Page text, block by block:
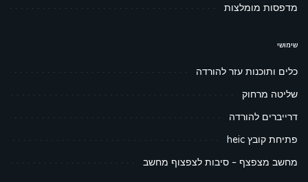
מדפסות מומלצות
שימושי
כלים ותוכנות עזר להורדה
שליטה מרחוק
דרייברים להורדה
פתיחת קובץ heic
מחשב מצפצף – סיבות לצפצוף מחשב